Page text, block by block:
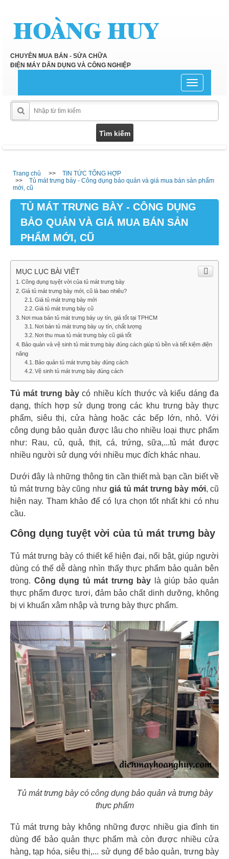
CHUYÊN MUA BÁN - SỬA CHỮA
ĐIỆN MÁY DÂN DỤNG VÀ CÔNG NGHIỆP
Toggle
navigation
Trang chủ
TIN TỨC TỔNG HỢP
Tủ mát trưng bày - Công dụng bảo quản và giá mua bán sản phẩm
mới, cũ
TỦ MÁT TRƯNG BÀY - CÔNG DỤNG
BẢO QUẢN VÀ GIÁ MUA BÁN SẢN
PHẨM MỚI, CŨ
MỤC LỤC BÀI VIẾT
Công dụng tuyệt vời của tủ mát trưng bày
Giá tủ mát trưng bày mới, cũ là bao nhiêu?
Giá tủ mát trưng bày mới
Giá tủ mát trưng bày cũ
Nơi mua bán tủ mát trưng bày uy tín, giá tốt tại TPHCM
Nơi bán tủ mát trưng bày uy tín, chất lượng
Nơi thu mua tủ mát trưng bày cũ giá tốt
Bảo quản và vệ sinh tủ mát trưng bày đúng cách giúp tủ bền và tiết kiệm điện
năng
Bảo quản tủ mát trưng bày đúng cách
Vệ sinh tủ mát trưng bày đúng cách
Tủ mát trưng bày có nhiều kích thước và kiểu dáng đa
dạng, thích hợp sử dụng trong các khu trưng bày thực
phẩm, siêu thị, cửa hàng hoặc các bếp lớn, nhỏ. Với
công dụng bảo quản được lâu cho nhiều loại thực phẩm
như: Rau, củ, quả, thịt, cá, trứng, sữa,...tủ mát được
nhiều người sử dụng với nhiều mục đích khác nhau.
Dưới đây là những thông tin cần thiết mà bạn cần biết về
tủ mát trưng bày cũng như giá tủ mát trưng bày mới, cũ
hiện nay. Tham khảo để có lựa chọn tốt nhất khi có nhu
cầu.
Công dụng tuyệt vời của tủ mát trưng bày
Tủ mát trưng bày có thiết kế hiện đại, nổi bật, giúp người
dùng có thể dễ dàng nhìn thấy thực phẩm bảo quản bên
trong. Công dụng tủ mát trưng bày là giúp bảo quản
thực phẩm được tươi, đảm bảo chất dinh dưỡng, không
bị vi khuẩn xâm nhập và trưng bày thực phẩm.
Tủ mát trưng bày có công dụng bảo quản và trưng bày
thực phẩm
Tủ mát trưng bày không những được nhiều gia đình tin
dùng để bảo quản thực phẩm mà còn được nhiều cửa
hàng, tạp hóa, siêu thị,... sử dụng để bảo quản, trưng bày